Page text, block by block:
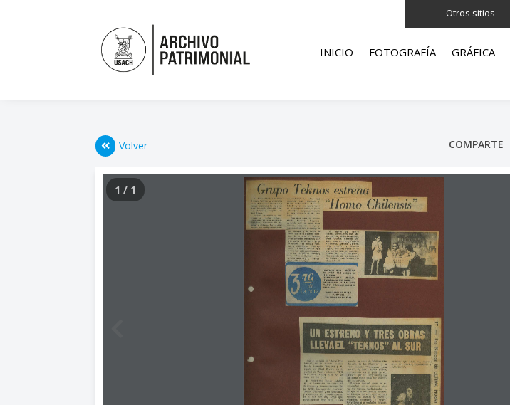
Otros sitios
INICIO FOTOGRAFÍA GRÁFICA
Volver COMPARTE
1 / 1